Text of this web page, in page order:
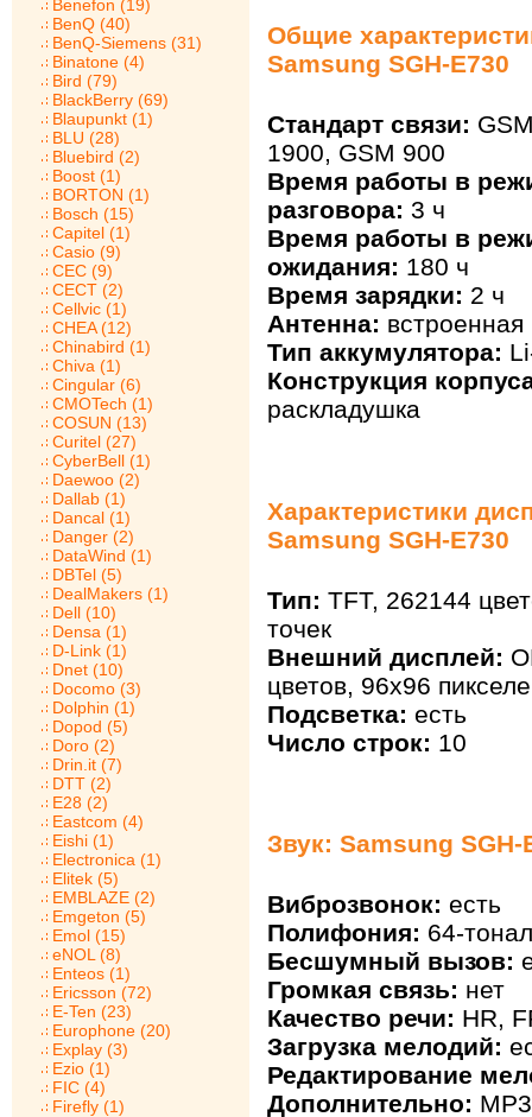
Benefon (19)
BenQ (40)
BenQ-Siemens (31)
Binatone (4)
Bird (79)
BlackBerry (69)
Blaupunkt (1)
BLU (28)
Bluebird (2)
Boost (1)
BORTON (1)
Bosch (15)
Capitel (1)
Casio (9)
CEC (9)
CECT (2)
Cellvic (1)
CHEA (12)
Chinabird (1)
Chiva (1)
Cingular (6)
CMOTech (1)
COSUN (13)
Curitel (27)
CyberBell (1)
Daewoo (2)
Dallab (1)
Dancal (1)
Danger (2)
DataWind (1)
DBTel (5)
DealMakers (1)
Dell (10)
Densa (1)
D-Link (1)
Dnet (10)
Docomo (3)
Dolphin (1)
Dopod (5)
Doro (2)
Drin.it (7)
DTT (2)
E28 (2)
Eastcom (4)
Eishi (1)
Electronica (1)
Elitek (5)
EMBLAZE (2)
Emgeton (5)
Emol (15)
eNOL (8)
Enteos (1)
Ericsson (72)
E-Ten (23)
Europhone (20)
Explay (3)
Ezio (1)
FIC (4)
Firefly (1)
Общие
Samsung SGH-E730
Стандарт связи:
1900, GSM 900
Время работы в
разговора: 3 ч
Время работы в
ожидания: 180 ч
Время зарядки: 2 ч
Антенна: встроенная
Тип аккумулятора:
Конструкция
раскладушка
Характеристики
Samsung SGH-E730
Тип: TFT, 262144
точек
Внешний дисплей:
цветов, 96х96
Подсветка: есть
Число строк: 10
Звук: Samsung SGH-
Виброзвонок: есть
Полифония: 64-
Бесшумный вызов:
Громкая связь: нет
Качество речи: HR,
Загрузка мелодий:
Редактирование
Дополнительно: